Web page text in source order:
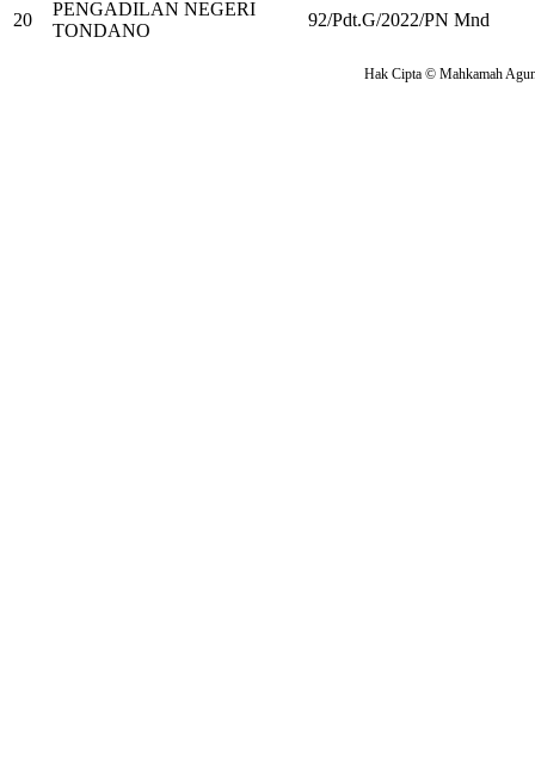
20
PENGADILAN NEGERI
TONDANO
92/Pdt.G/2022/PN Mnd
Hak Cipta © Mahkamah